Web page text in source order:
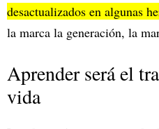
desactualizados en algunas
la marca la generación, la
Aprender será el
vida